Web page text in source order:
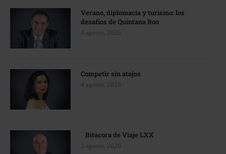
Verano, diplomacia y turismo: los
desafíos de Quintana Roo
4 agosto, 2026
Competir sin atajos
4 agosto, 2026
Bitácora de Viaje LXX
3 agosto, 2026